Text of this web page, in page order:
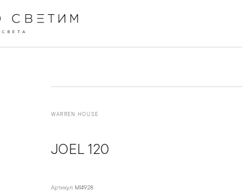
WARREN HOUSE
JOEL 120
Артикул: MI4928